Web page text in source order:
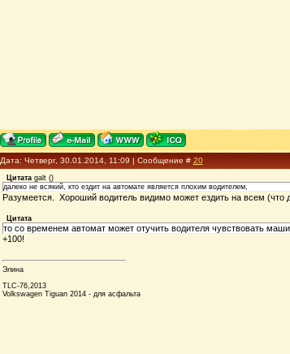
Дата: Четверг, 30.01.2014, 11:09 | Сообщение # 20
Цитата galt()
далеко не всякий, кто ездит на автомате является плохим водителем,
Разумеется. Хороший водитель видимо может ездить на всем (что
Цитата
то со временем автомат может отучить водителя чувствовать
+100!
Элина
TLC-76,2013
Volkswagen Tiguan 2014 - для асфальта